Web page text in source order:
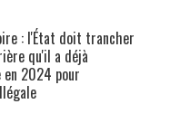
: l'État doit trancher
qu'il a déjà
en 2024 pour